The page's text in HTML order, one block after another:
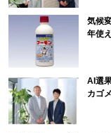
気候
年使
AI選
カゴ